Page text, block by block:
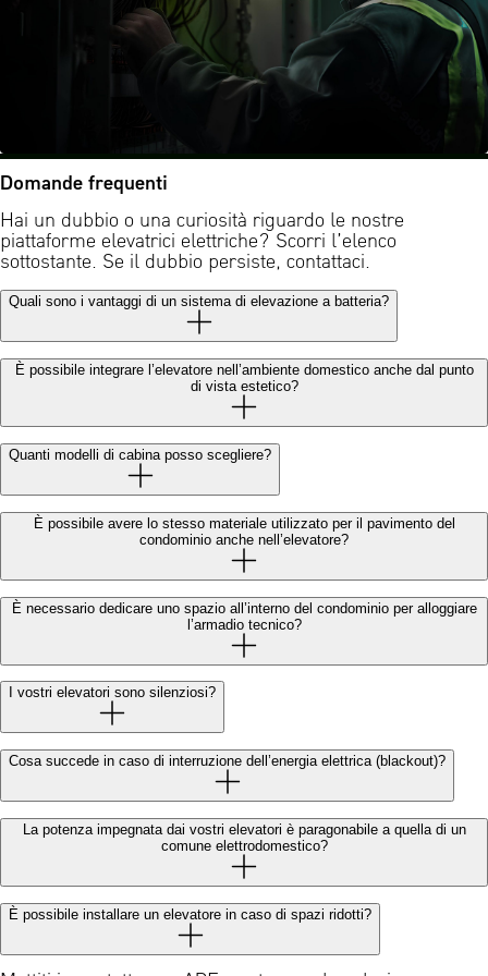
Domande frequenti
Hai un dubbio o una curiosità riguardo le nostre
piattaforme elevatrici elettriche? Scorri l’elenco
sottostante. Se il dubbio persiste, contattaci.
Quali sono i vantaggi di un sistema di elevazione a batteria?
È possibile integrare l’elevatore nell’ambiente domestico anche dal punto
di vista estetico?
Quanti modelli di cabina posso scegliere?
È possibile avere lo stesso materiale utilizzato per il pavimento del
condominio anche nell’elevatore?
È necessario dedicare uno spazio all’interno del condominio per alloggiare
l’armadio tecnico?
I vostri elevatori sono silenziosi?
Cosa succede in caso di interruzione dell’energia elettrica (blackout)?
La potenza impegnata dai vostri elevatori è paragonabile a quella di un
comune elettrodomestico?
È possibile installare un elevatore in caso di spazi ridotti?